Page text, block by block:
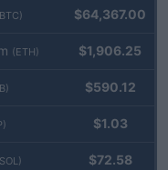
$64,367.00
(ETH) $1,906.25
$590.12
$1.03
$72.58